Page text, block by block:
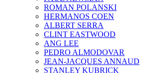
ROMAN POLANSKI
HERMANOS COEN
ALBERT SERRA
CLINT EASTWOOD
ANG LEE
PEDRO ALMODOVAR
JEAN-JACQUES ANNAUD
STANLEY KUBRICK